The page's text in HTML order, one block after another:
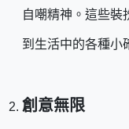
自嘲精神。這些裝
到生活中的各種小
創意無限